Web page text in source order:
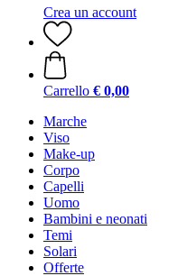
Crea un account
Carrello € 0,00
Marche
Viso
Make-up
Corpo
Capelli
Uomo
Bambini e neonati
Temi
Solari
Offerte